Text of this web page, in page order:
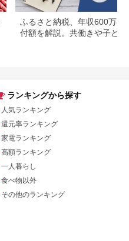
ふるさと納税、年収600万の
付額を解説。共働きや子ども
ランキングから探す
人気ランキング
還元率ランキング
家電ランキング
高額ランキング
一人暮らし
食べ物以外
その他のランキング